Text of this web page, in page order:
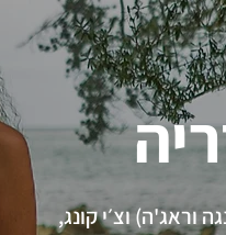
וראג'ה) וצ׳י קונג,